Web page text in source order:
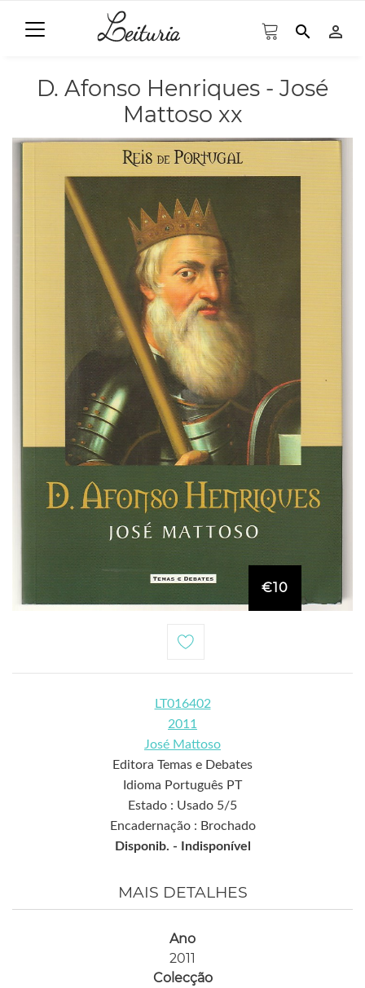
search person_outline
D. Afonso Henriques - José
Mattoso xx
€10
LT016402
2011
José Mattoso
Editora Temas e Debates
Idioma Português PT
Estado : Usado 5/5
Encadernação : Brochado
Disponib. -
Indisponível
MAIS DETALHES
Ano
2011
Colecção